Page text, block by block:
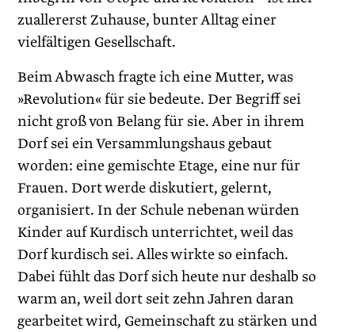
zuallererst Zuhause, bunter Alltag einer
vielfältigen Gesellschaft.
Beim Abwasch fragte ich eine Mutter, was
»Revolution« für sie bedeute. Der Begriff sei
nicht groß von Belang für sie. Aber in ihrem
Dorf sei ein Versammlungshaus gebaut
worden: eine gemischte Etage, eine nur für
Frauen. Dort werde diskutiert, gelernt,
organisiert. In der Schule nebenan würden
Kinder auf Kurdisch unterrichtet, weil das
Dorf kurdisch sei. Alles wirkte so einfach.
Dabei fühlt das Dorf sich heute nur deshalb so
warm an, weil dort seit zehn Jahren daran
gearbeitet wird, Gemeinschaft zu stärken und